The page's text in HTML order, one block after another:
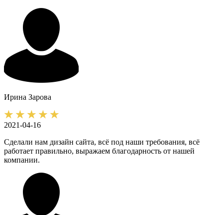
Ирина Зарова
2021-04-16
Сделали нам дизайн сайта, всё под наши требования, всё
работает правильно, выражаем благодарность от нашей
компании.